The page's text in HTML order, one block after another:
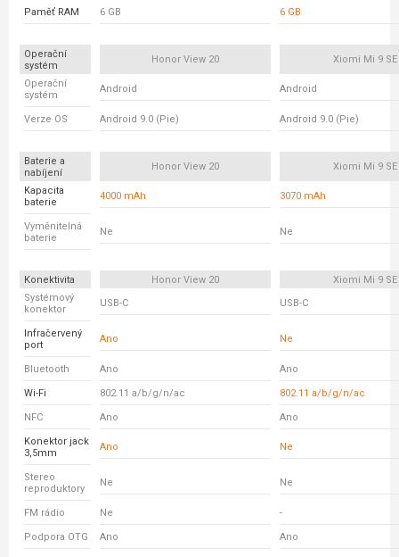
Paměť RAM 6 GB 6 GB
Operační
systém
Honor View 20 Xiomi Mi 9 SE
Operační
systém
Android Android
Verze OS Android 9.0 (Pie) Android 9.0 (Pie)
Baterie a
nabíjení
Honor View 20 Xiomi Mi 9 SE
Kapacita
baterie
4000 mAh 3070 mAh
Vyměnitelná
baterie
Ne Ne
Konektivita Honor View 20
Xiomi Mi 9 SE
Systémový
konektor
USB-C USB-C
Infračervený
port
Ano Ne
Bluetooth Ano Ano
Wi-Fi 802.11 a/b/g/n/ac 802.11 a/b/g/n/ac
NFC Ano Ano
Konektor jack
3,5mm
Ano Ne
Stereo
reproduktory
Ne Ne
FM rádio Ne -
Podpora OTG Ano Ano